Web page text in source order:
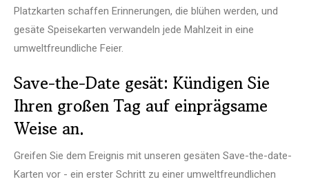
Platzkarten schaffen Erinnerungen, die blühen werden, und
gesäte Speisekarten verwandeln jede Mahlzeit in eine
umweltfreundliche Feier.
Save-the-Date gesät: Kündigen Sie
Ihren großen Tag auf einprägsame
Weise an.
Greifen Sie dem Ereignis mit unseren gesäten Save-the-date-
Karten vor - ein erster Schritt zu einer umweltfreundlichen